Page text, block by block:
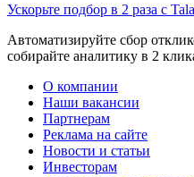
Ускорьте подбор в 2 раза с
Автоматизируйте сбор
собирайте аналитику в 2
О компании
Наши вакансии
Партнерам
Реклама на сайте
Новости и статьи
Инвесторам